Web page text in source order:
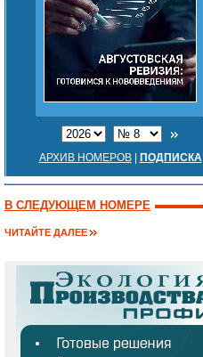
АРХИВ НОМЕРОВ| ПОДПИСКА
В СЛЕДУЮЩЕМ НОМЕРЕ
ЧИТАЙТЕ ДАЛЕЕ